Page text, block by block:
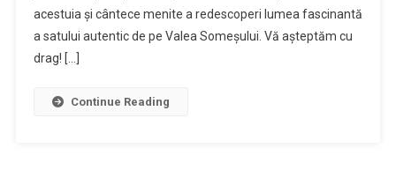
Ora
15.00,
acestuia și cântece menite a redescoperi lumea fascinantă
a satului autentic de pe Valea Someșului. Vă așteptăm cu
drag! […]
Continue Reading